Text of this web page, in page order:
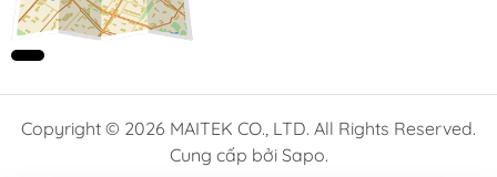
Copyright © 2026 MAITEK CO., LTD. All Rights Reserved.
Cung cấp bởi Sapo.